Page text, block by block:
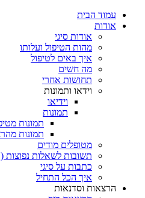
עמוד הבית
אודות
אודות סיגי
מהות הטיפול ועלותו
איך באים לטיפול
מה חשים
תחושות אחרי
וידאו ותמונות
וידיאו
תמונות
תמונות
תמונות
מטופלים מודים
תשובות לשאלות נפוצות (FAQ)
כתבות על סיגי
איך הכל התחיל
הרצאות וסדנאות